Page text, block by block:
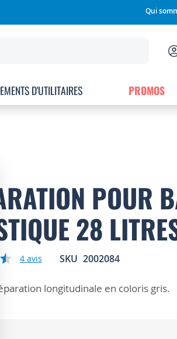
Qui
D'UTILITAIRES PROMOS
POUR
28
4 avis SKU 2002084
longitudinale en coloris gris.